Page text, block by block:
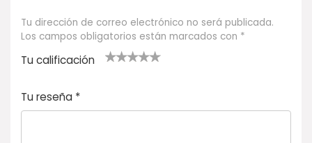
Tu dirección de correo electrónico no será publicada.
Los campos obligatorios están marcados con *
Tu calificación
e
5
las
s
Tu reseña *